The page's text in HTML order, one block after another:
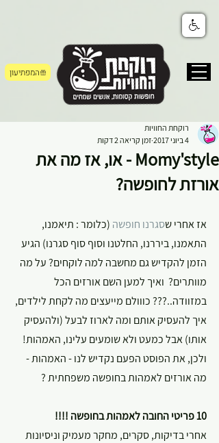
המפתיעון
Momy'style - או, אז מה את
אורזת לחופשה?
רוקחת החוויות
4 ביוני 2017
זמן קריאה 2 דקות
אז אחרי שסגרנו חופשה (כלומר : תיאמנו,
התאמנו, ביררנו, החלטנו וסוף סוף סגרנו) הגיע
הזמן להקדיש גם מחשבה למה לוקחים? על מה
מוותרים?  ואיך למען השם אורזים הכל
במזוודה..??? כווולם מייעצים מה לקחת לילדים,
איך להעסיק אותם ומה לארוז לבעל (ולהעסיק
אותו) אבל כמעט ולא שומעים עלינו, האמהות!
ולכן, את הפוסט הפעם נקדיש לנו - האמהות -
מה אורזים לאמהות בחופשה משפחתית ?
10 פריטי החובה לאמהות בחופשה !!!!
אחרי בדיקות, סקרים, מחקר מעמיק וניסיונות